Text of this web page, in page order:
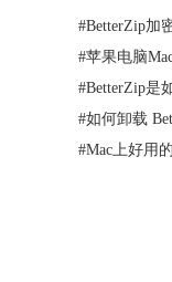
#BetterZip加
#苹果电脑
#BetterZip是
#如何卸载
#Mac上好用